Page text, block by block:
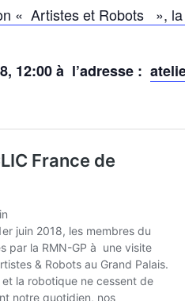
« Artistes et Robots »,
12:00 à l’adresse :